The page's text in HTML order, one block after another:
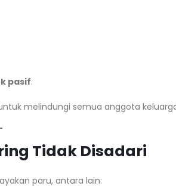
pasif.
melindungi semua anggota
Tidak Disadari
paru, antara lain: